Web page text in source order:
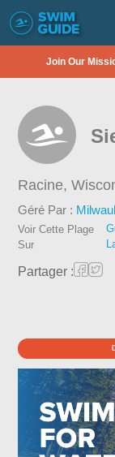
Join Our
Racine,
Géré Par :
Voir Cette Plage
Sur
Partager :